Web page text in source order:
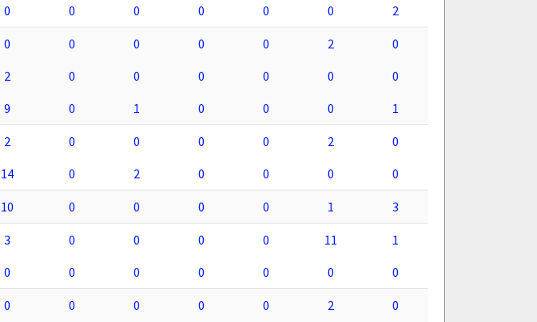
0 0 0 0 0 0 2
0 0 0 0 0 2
0
2 0 0 0 0 0
0
9 0 1 0 0 0 1
2 0 0 0 0 2
0
14 0 2 0 0 0 0
10 0 0 0 0 1 3
3 0 0 0 0 11
1
0 0 0 0 0 0 0
0 0 0 0 0 2
0